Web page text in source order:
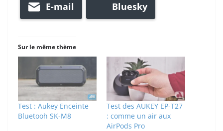
E-mail Bluesky
Sur le même thème
Test : Aukey Enceinte
Bluetooh SK-M8
Test des AUKEY EP-T27
: comme un air aux
AirPods Pro